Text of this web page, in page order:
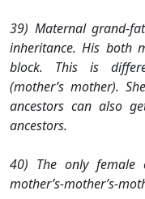
39) Maternal grand-
inheritance. His both
block. This is
(mother’s mother).
ancestors can also
ancestors.
40) The only female
mother’s-mother’s-